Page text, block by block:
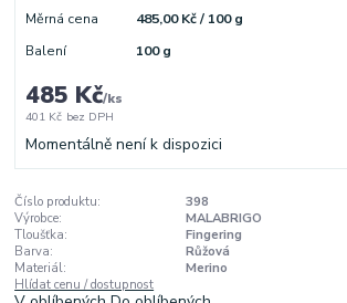
Měrná cena
485,00 Kč / 100 g
Balení
100 g
485 Kč/ks
401 Kč bez DPH
Momentálně není k dispozici
Číslo produktu:
398
Výrobce:
MALABRIGO
Tloušťka:
Fingering
Barva:
Růžová
Materiál:
Merino
Hlídat cenu / dostupnost